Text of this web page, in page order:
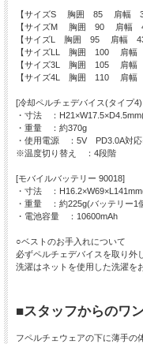
【サイズS 胸囲 85 肩
【サイズM 胸囲 90 肩
【サイズL 胸囲 95 肩幅
【サイズLL 胸囲 100 肩
【サイズ3L 胸囲 105 肩
【サイズ4L 胸囲 110 肩
[冷却ペルチェデバイス(タイプ4)
・寸法 ：
・重量 ：約370g
・使用電源 ：5V PD3.0A対応
※温度切り替え ：4段階
[モバイルバッテリー 90018]
・寸法 ：
・重量 ：約225g(バッテリー1
・電池容量 ：10600mAh
○ベストのお手入れについて
必ずペルチェデバイスを取り外
洗濯はネットを使用した洗濯を
■スタッフからのワ
フペルチェウェアの下に薄手の